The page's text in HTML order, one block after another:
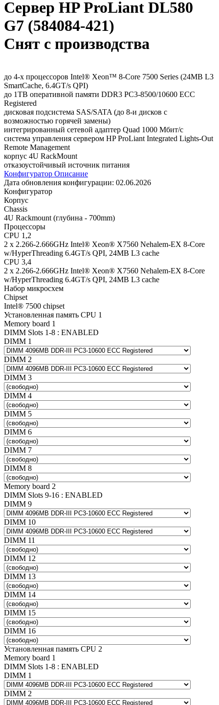
Сервер HP ProLiant DL580
G7 (584084-421)
Снят с производства
до 4-х процессоров Intel® Xeon™ 8-Core 7500 Series (24MB L3
SmartCache, 6.4GT/s QPI)
до 1TB оперативной памяти DDR3 PC3-8500/10600 ECC
Registered
дисковая подсистема SAS/SATA (до 8-и дисков с
возможностью горячей замены)
интегрированный сетевой адаптер Quad 1000 Мбит/с
система управления сервером HP ProLiant Integrated Lights-Out
Remote Management
корпус 4U RackMount
отказоустойчивый источник питания
Конфигуратор Описание
Дата обновления конфигурации: 02.06.2026
Конфигуратор
Корпус
Chassis
4U Rackmount (глубина - 700mm)
Процессоры
CPU 1,2
2 x 2.266-2.666GHz Intel® Xeon® X7560 Nehalem-EX 8-Core
w/HyperThreading 6.4GT/s QPI, 24MB L3 cache
CPU 3,4
2 x 2.266-2.666GHz Intel® Xeon® X7560 Nehalem-EX 8-Core
w/HyperThreading 6.4GT/s QPI, 24MB L3 cache
Набор микросхем
Chipset
Intel® 7500 chipset
Установленная память CPU 1
Memory board 1
DIMM Slots 1-8 : ENABLED
DIMM 1
DIMM 2
DIMM 3
DIMM 4
DIMM 5
DIMM 6
DIMM 7
DIMM 8
Memory board 2
DIMM Slots 9-16 : ENABLED
DIMM 9
DIMM 10
DIMM 11
DIMM 12
DIMM 13
DIMM 14
DIMM 15
DIMM 16
Установленная память CPU 2
Memory board 1
DIMM Slots 1-8 : ENABLED
DIMM 1
DIMM 2